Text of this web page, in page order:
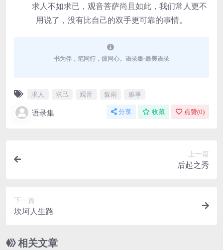
求人不如求已，观音菩萨尚且如此，我们常人更不
用说了，没有比自己的双手更可靠的事情。
书为伴，笔同行，彼同心。语录集-最美语录
求人 求己 观音 躲雨 难事
语录集 分享 收藏 点赞(0)
上一篇
后起之秀
下一篇
坎坷人生路
相关文章